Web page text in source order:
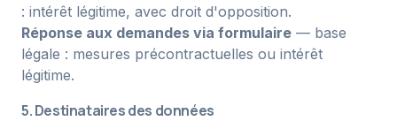
: intérêt légitime, avec droit d'opposition.
Réponse aux demandes via formulaire — base
légale : mesures précontractuelles ou intérêt
légitime.
5. Destinataires des données